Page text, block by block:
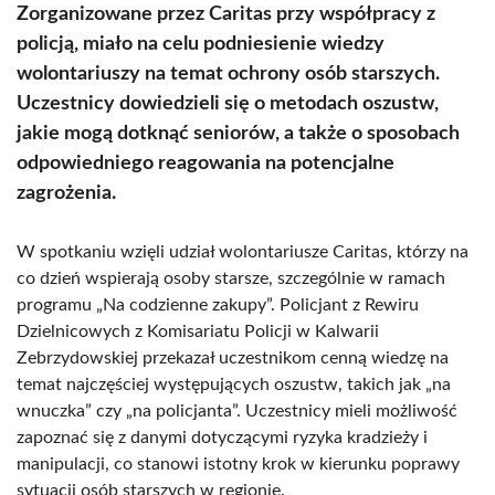
Zorganizowane przez Caritas przy współpracy z
policją, miało na celu podniesienie wiedzy
wolontariuszy na temat ochrony osób starszych.
Uczestnicy dowiedzieli się o metodach oszustw,
jakie mogą dotknąć seniorów, a także o sposobach
odpowiedniego reagowania na potencjalne
zagrożenia.
W spotkaniu wzięli udział wolontariusze Caritas, którzy na
co dzień wspierają osoby starsze, szczególnie w ramach
programu „Na codzienne zakupy”. Policjant z Rewiru
Dzielnicowych z Komisariatu Policji w Kalwarii
Zebrzydowskiej przekazał uczestnikom cenną wiedzę na
temat najczęściej występujących oszustw, takich jak „na
wnuczka” czy „na policjanta”. Uczestnicy mieli możliwość
zapoznać się z danymi dotyczącymi ryzyka kradzieży i
manipulacji, co stanowi istotny krok w kierunku poprawy
sytuacji osób starszych w regionie.